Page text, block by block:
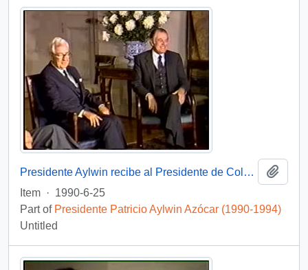
Presidente Aylwin recibe al Presidente de Colombia Virgilio Barco Vargas en la Moneda: video
Item · 1990-6-25
Part of Presidente Patricio Aylwin Azócar (1990-1994)
Untitled